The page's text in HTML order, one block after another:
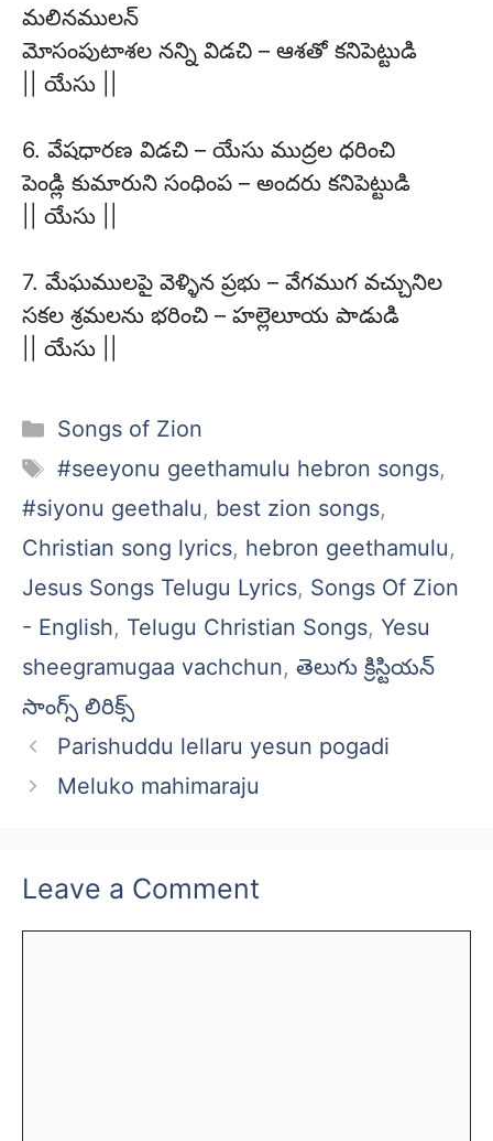
మలినములన్
మోసంపుటాశల నన్ని విడచి – ఆశతో కనిపెట్టుడి
|| యేసు ||
6. వేషధారణ విడచి – యేసు ముద్రల ధరించి
పెండ్లి కుమారుని సంధింప – అందరు కనిపెట్టుడి
|| యేసు ||
7. మేఘములపై వెళ్ళిన ప్రభు – వేగముగ వచ్చునిల
సకల శ్రమలను భరించి – హల్లెలూయ పాడుడి
|| యేసు ||
Categories
Songs of Zion
Tags
#seeyonu geethamulu hebron songs,
#siyonu geethalu, best zion songs,
Christian song lyrics, hebron geethamulu,
Jesus Songs Telugu Lyrics, Songs Of Zion
- English, Telugu Christian Songs, Yesu
sheegramugaa vachchun, తెలుగు క్రిస్టియన్
సాంగ్స్ లిరిక్స్
Parishuddu lellaru yesun pogadi
Meluko mahimaraju
Leave a Comment